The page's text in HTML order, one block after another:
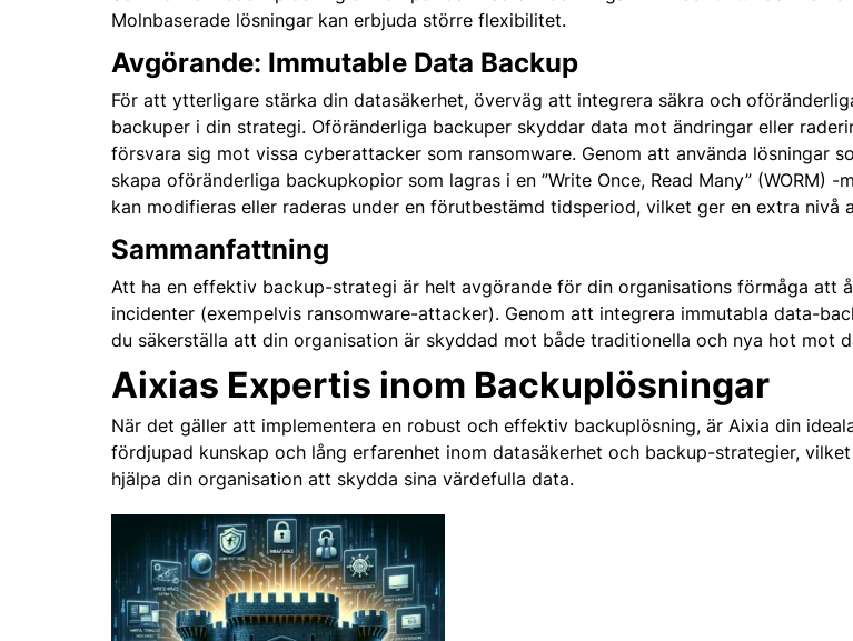
Molnbaserade lösningar kan erbjuda större flexibilitet.
Avgörande: Immutable Data Backup
För att ytterligare stärka din datasäkerhet, överväg att integrera säkra och
backuper i din strategi. Oföränderliga backuper skyddar data mot ändringar eller
försvara sig mot vissa cyberattacker som ransomware. Genom att använda lösningar
skapa oföränderliga backupkopior som lagras i en ”Write Once, Read Many” (WORM)
kan modifieras eller raderas under en förutbestämd tidsperiod, vilket ger en extra nivå
Sammanfattning
Att ha en effektiv backup-strategi är helt avgörande för din organisations förmåga att
incidenter (exempelvis ransomware-attacker). Genom att integrera immutabla data-
du säkerställa att din organisation är skyddad mot både traditionella och nya hot mot
Aixias Expertis inom Backuplösningar
När det gäller att implementera en robust och effektiv backuplösning, är Aixia din
fördjupad kunskap och lång erfarenhet inom datasäkerhet och backup-strategier,
hjälpa din organisation att skydda sina värdefulla data.